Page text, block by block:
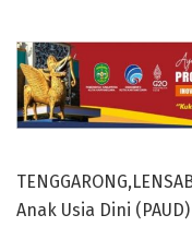
Anak Usia Dini